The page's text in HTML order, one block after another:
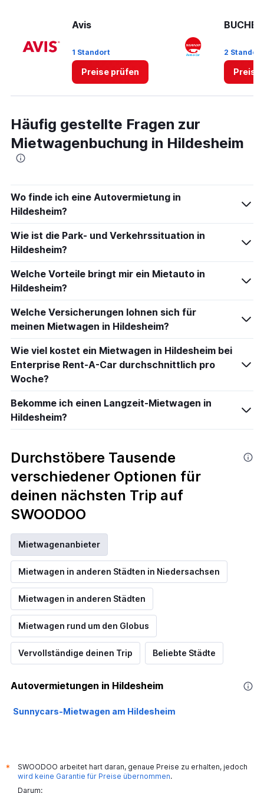
60.
Avis
1 Standort
Preise prüfen
2
Preise
Häufig gestellte Fragen zur
Mietwagenbuchung in Hildesheim
Wo finde ich eine Autovermietung in
Hildesheim?
Wie ist die Park- und Verkehrssituation in
Hildesheim?
Welche Vorteile bringt mir ein Mietauto in
Hildesheim?
Welche Versicherungen lohnen sich für
meinen Mietwagen in Hildesheim?
Wie viel kostet ein Mietwagen in Hildesheim bei
Enterprise Rent-A-Car durchschnittlich pro
Woche?
Bekomme ich einen Langzeit-Mietwagen in
Hildesheim?
Durchstöbere Tausende
verschiedener Optionen für
deinen nächsten Trip auf
SWOODOO
Mietwagenanbieter
Mietwagen in anderen Städten in Niedersachsen
Mietwagen in anderen Städten
Mietwagen rund um den Globus
Vervollständige deinen Trip Beliebte Städte
Autovermietungen in Hildesheim
Sunnycars-Mietwagen am Hildesheim
*
SWOODOO arbeitet hart daran, genaue Preise zu erhalten, jedoch
wird keine Garantie für Preise übernommen.
Darum: